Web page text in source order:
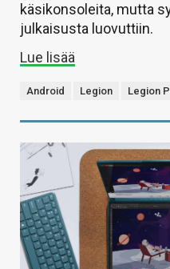
käsikonsoleita, mutta
julkaisusta luovuttiin.
Lue lisää
Android Legion Legion